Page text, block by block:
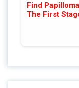
Find
The First